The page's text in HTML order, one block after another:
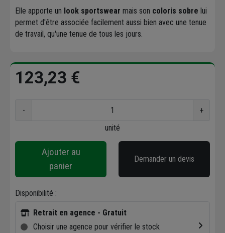
Elle apporte un look sportswear mais son coloris sobre lui
permet d'être associée facilement aussi bien avec une tenue
de travail, qu'une tenue de tous les jours.
123,23 €
-
+
unité
Ajouter au
panier
Demander un devis
Disponibilité :
Retrait en agence - Gratuit
Choisir une agence pour vérifier le stock